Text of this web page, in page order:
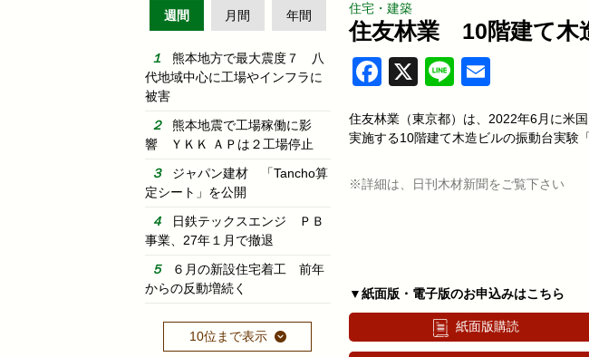
住宅・建築
住友林業 10階建て木
Facebook
X Line
住友林業（東京都）は、2022年6月に米
実施する10階建て木造ビルの振動台実験
※詳細は、日刊木材新聞をご覧下さい
▼紙面版・電子版のお申込みはこちら
紙面版購読
週間 月間 年間
熊本地方で最大震度７ 八
代地域中心に工場やインフラに
被害
熊本地震で工場稼働に影
響 ＹＫＫ ＡＰは２工場停止
ジャパン建材 「Tancho算
定シート」を公開
日鉄テックスエンジ ＰＢ
事業、27年１月で撤退
６月の新設住宅着工 前年
からの反動増続く
10位まで表示